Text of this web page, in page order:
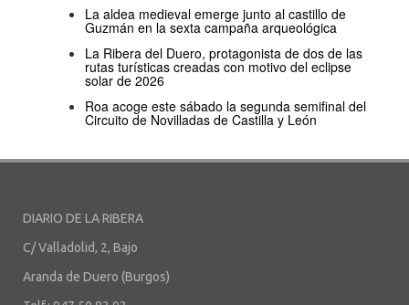
La aldea medieval emerge junto al castillo de
Guzmán en la sexta campaña arqueológica
La Ribera del Duero, protagonista de dos de las
rutas turísticas creadas con motivo del eclipse
solar de 2026
Roa acoge este sábado la segunda semifinal del
Circuito de Novilladas de Castilla y León
DIARIO DE LA RIBERA
C/ Valladolid, 2, Bajo
Aranda de Duero (Burgos)